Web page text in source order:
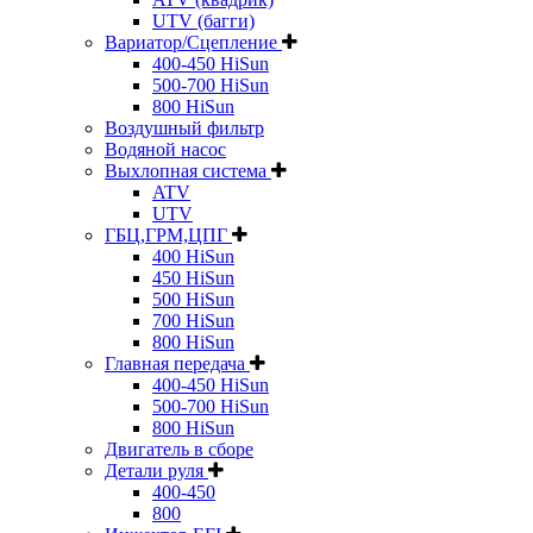
UTV (багги)
Вариатор/Сцепление
400-450 HiSun
500-700 HiSun
800 HiSun
Воздушный фильтр
Водяной насос
Выхлопная система
ATV
UTV
ГБЦ,ГРМ,ЦПГ
400 HiSun
450 HiSun
500 HiSun
700 HiSun
800 HiSun
Главная передача
400-450 HiSun
500-700 HiSun
800 HiSun
Двигатель в сборе
Детали руля
400-450
800